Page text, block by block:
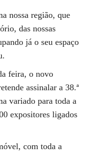
nossa região, que
das nossas
já o seu espaço
feira, o novo
assinalar a 38.ª
variado para toda a
expositores ligados
com toda a